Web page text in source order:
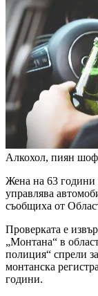
Алкохол, пиян
Жена на 63 години
управлява
съобщиха от
Проверката е
„Монтана“ в
полиция“ спрели
монтанска
години.